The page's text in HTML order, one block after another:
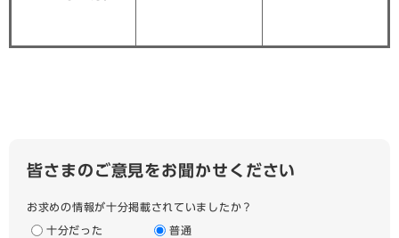
皆さまのご意見をお聞かせください
お求めの情報が十分掲載されていましたか？
十分だった
普通